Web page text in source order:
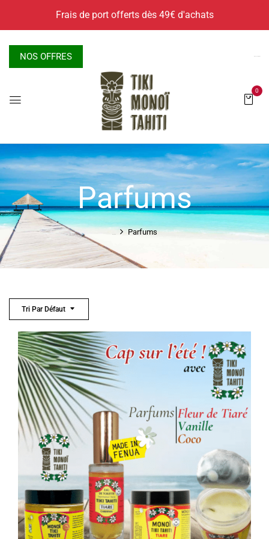
Frais de port offerts dès 49€ d'achats
NOS OFFRES
0
Parfums
Parfums
Tri Par Défaut